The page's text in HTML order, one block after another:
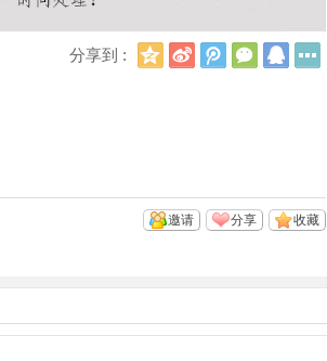
分享到 :
Q
新
浪
腾
讯
微
信
Q
收藏
分享
邀请